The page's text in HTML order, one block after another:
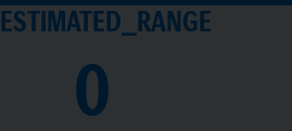
ESTIMATED_RANGE
0